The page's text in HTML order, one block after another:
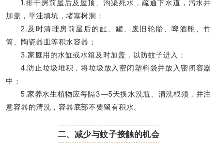
1.排干房前屋后及屋顶、沟渠死水，疏通下水道，污水井
加盖，平洼填坑，堵塞树洞；
2.及时清理房前屋后的缸、罐、废旧轮胎、啤酒瓶、竹
筒、陶瓷器皿等积水容器；
3.家庭用的水缸或水箱及时加盖，以防蚊子进入；
4.防止垃圾堆积，将垃圾放入密闭塑料袋并放入密闭容器
中；
5.家养水生植物应每隔3—5天换水洗瓶、清洗根须，并注
意容器的清洗，容器底部不要留有积水。
二、减少与蚊子接触的机会